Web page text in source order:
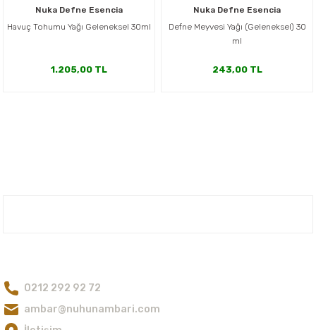
Nuka Defne Esencia
Havuç Tohumu Yağı Geleneksel 30ml
1.205,00 TL
Nuka Defne Esencia
Defne Meyvesi Yağı (Geleneksel) 30
ml
243,00 TL
0212 292 92 72
ambar@nuhunambari.com